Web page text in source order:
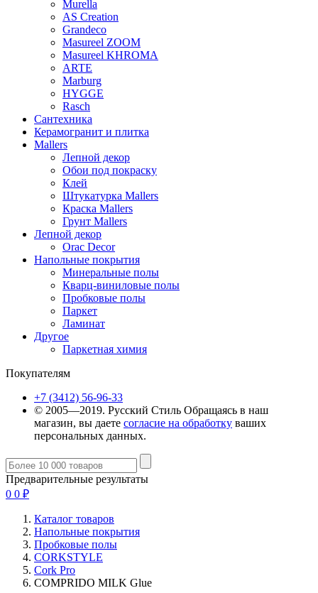
Murella
AS Creation
Grandeco
Masureel ZOOM
Masureel KHROMA
ARTE
Marburg
HYGGE
Rasch
Сантехника
Керамогранит и плитка
Mallers
Лепной декор
Обои под покраску
Клей
Штукатурка Mallers
Краска Mallers
Грунт Mallers
Лепной декор
Orac Decor
Напольные покрытия
Минеральные полы
Кварц-виниловые полы
Пробковые полы
Паркет
Ламинат
Другое
Паркетная химия
Покупателям
+7 (3412) 56-96-33
© 2005—2019. Русский Стиль Обращаясь в наш
магазин, вы даете согласие на обработку ваших
персональных данных.
Предварительные результаты
0 0 ₽
Каталог товаров
Напольные покрытия
Пробковые полы
CORKSTYLE
Cork Pro
COMPRIDO MILK Glue